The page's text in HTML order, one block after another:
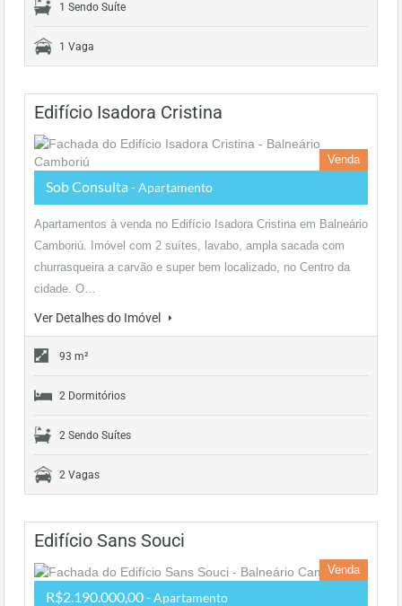
1 Sendo Suíte
1 Vaga
Edifício Isadora Cristina
Venda
Sob Consulta - Apartamento
Apartamentos à venda no Edifício Isadora Cristina em Balneário
Camboriú. Imóvel com 2 suítes, lavabo, ampla sacada com
churrasqueira a carvão e super bem localizado, no Centro da
cidade. O…
Ver Detalhes do Imóvel
93 m²
2 Dormitórios
2 Sendo Suítes
2 Vagas
Edifício Sans Souci
Venda
R$2.190.000,00- Apartamento